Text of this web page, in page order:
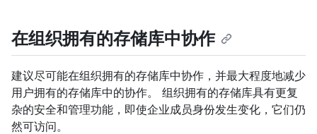
在组织拥有的存储库中协作
建议尽可能在组织拥有的存储库中协作，并最大程度地减少
用户拥有的存储库中的协作。 组织拥有的存储库具有更复
杂的安全和管理功能，即使企业成员身份发生变化，它们仍
然可访问。